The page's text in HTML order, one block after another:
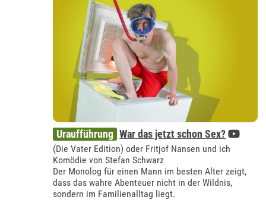
Uraufführung War das jetzt schon Sex?
(Die Vater Edition) oder Fritjof Nansen und ich
Komödie von Stefan Schwarz
Der Monolog für einen Mann im besten Alter zeigt,
dass das wahre Abenteuer nicht in der Wildnis,
sondern im Familienalltag liegt.